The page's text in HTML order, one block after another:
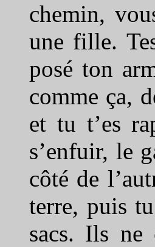
chemin,
une fille.
posé ton
comme ça,
et tu t’es
s’enfuir, le
côté de
terre, puis
sacs. Ils ne